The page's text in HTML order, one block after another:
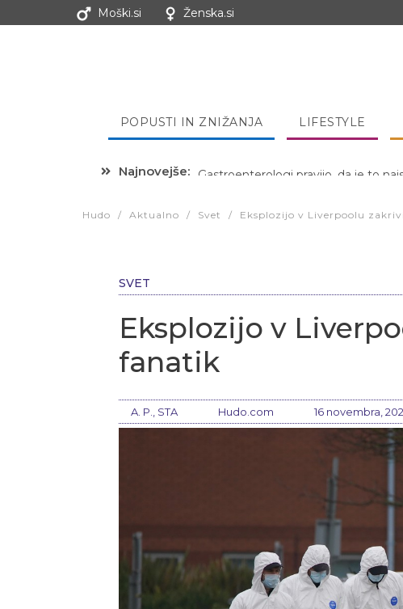
Moški.si Ženska.si
POPUSTI IN ZNIŽANJA LIFESTYLE
Najnovejše: Hibernacijska dieta: Zakaj je pred
Hudo / Aktualno / Svet / Eksplozijo v Liverpoolu
SVET
Eksplozijo v
fanatik
A. P., STA Hudo.com 16 novembra,